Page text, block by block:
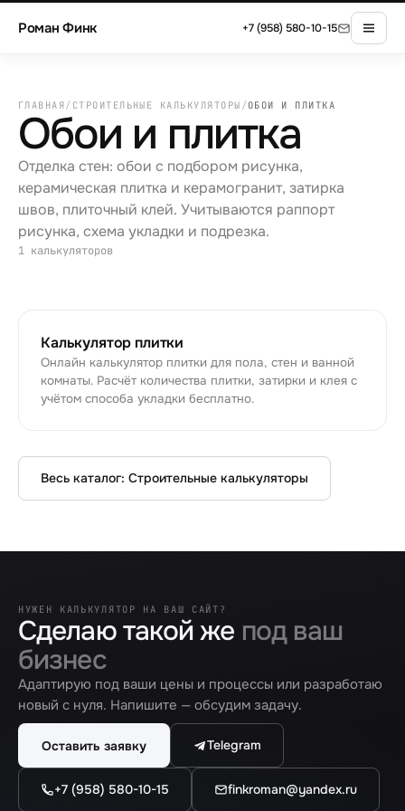
Роман Финк +7 (958) 580-10-15
ГЛАВНАЯ/ СТРОИТЕЛЬНЫЕ КАЛЬКУЛЯТОРЫ / ОБОИ И ПЛИТКА
Обои и плитка
Отделка стен: обои с подбором рисунка,
керамическая плитка и керамогранит, затирка
швов, плиточный клей. Учитываются раппорт
рисунка, схема укладки и подрезка.
1 калькуляторов
Калькулятор плитки
Онлайн калькулятор плитки для пола, стен и ванной
комнаты. Расчёт количества плитки, затирки и клея с
учётом способа укладки бесплатно.
Весь каталог: Строительные калькуляторы
НУЖЕН КАЛЬКУЛЯТОР НА ВАШ САЙТ?
Сделаю такой же под ваш
бизнес
Адаптирую под ваши цены и процессы или разработаю
новый с нуля. Напишите — обсудим задачу.
Оставить заявку Telegram
+7 (958) 580-10-15 finkroman@yandex.ru